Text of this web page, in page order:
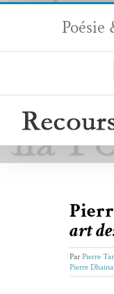
Passer
contenu
Poésie
art
ParPierre
Pierre